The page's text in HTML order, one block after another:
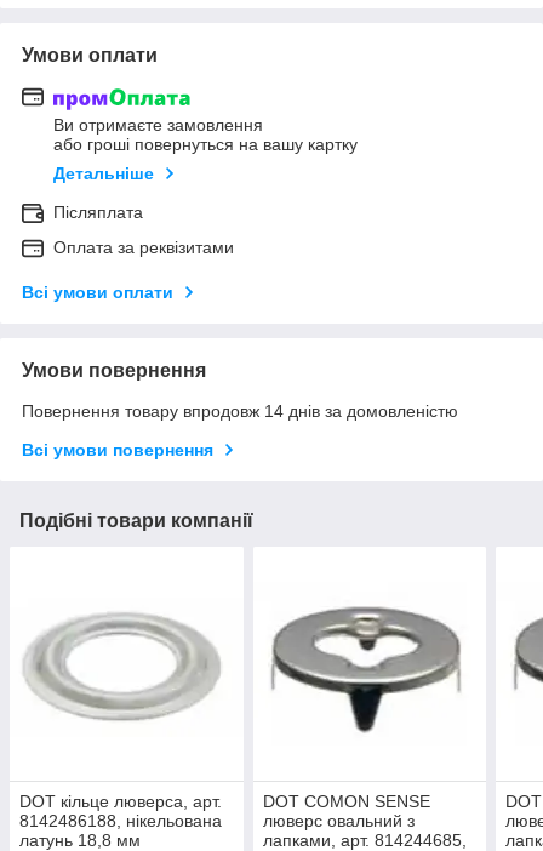
Умови оплати
Ви отримаєте замовлення
або гроші повернуться на вашу картку
Детальніше
Післяплата
Оплата за реквізитами
Всі умови оплати
Умови повернення
Повернення товару впродовж 14 днів за домовленістю
Всі умови повернення
Подібні товари компанії
DOT кільце люверса, арт.
8142486188, нікельована
латунь 18,8 мм
DOT COMON SENSE
люверс овальний з
лапками, арт. 814244685,